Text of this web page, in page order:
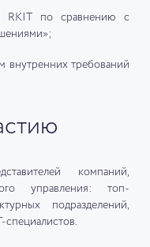
RKIT по сравнению с
внутренних требований
компаний,
управления: топ-
подразделений,
специалистов.